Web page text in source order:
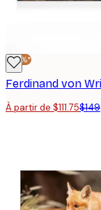
-25%*
À partir de $111.75$149